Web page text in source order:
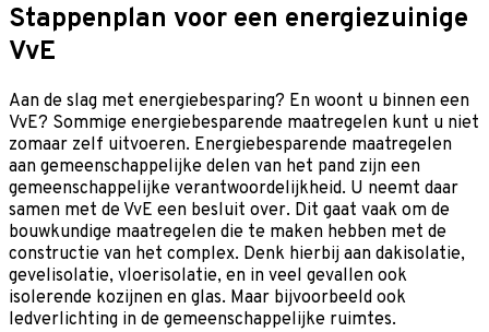
Stappenplan voor een energiezuinige
VvE
Aan de slag met energiebesparing? En woont u binnen een
VvE? Sommige energiebesparende maatregelen kunt u niet
zomaar zelf uitvoeren. Energiebesparende maatregelen
aan gemeenschappelijke delen van het pand zijn een
gemeenschappelijke verantwoordelijkheid. U neemt daar
samen met de VvE een besluit over. Dit gaat vaak om de
bouwkundige maatregelen die te maken hebben met de
constructie van het complex. Denk hierbij aan dakisolatie,
gevelisolatie, vloerisolatie, en in veel gevallen ook
isolerende kozijnen en glas. Maar bijvoorbeeld ook
ledverlichting in de gemeenschappelijke ruimtes.